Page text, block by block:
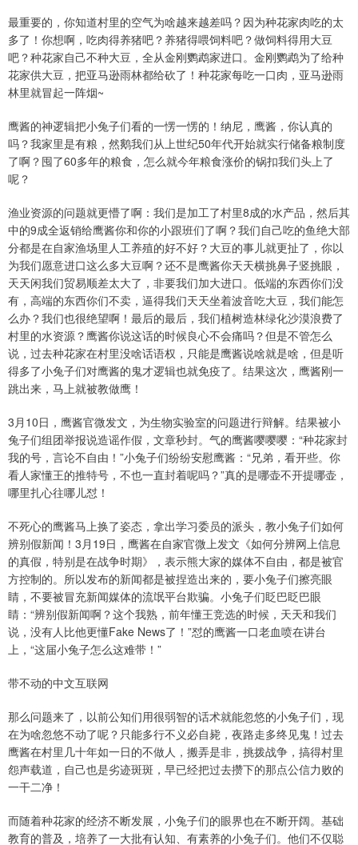
最重要的，你知道村里的空气为啥越来越差吗？因为种花家肉吃的太
多了！你想啊，吃肉得养猪吧？养猪得喂饲料吧？做饲料得用大豆
吧？种花家自己不种大豆，全从金刚鹦鹉家进口。金刚鹦鹉为了给种
花家供大豆，把亚马逊雨林都给砍了！种花家每吃一口肉，亚马逊雨
林里就冒起一阵烟~
鹰酱的神逻辑把小兔子们看的一愣一愣的！纳尼，鹰酱，你认真的
吗？我家里是有粮，然鹅我们从上世纪50年代开始就实行储备粮制度
了啊？囤了60多年的粮食，怎么就今年粮食涨价的锅扣我们头上了
呢？
渔业资源的问题就更懵了啊：我们是加工了村里8成的水产品，然后其
中的9成全返销给鹰酱你和你的小跟班们了啊？我们自己吃的鱼绝大部
分都是在自家渔场里人工养殖的好不好？大豆的事儿就更扯了，你以
为我们愿意进口这么多大豆啊？还不是鹰酱你天天横挑鼻子竖挑眼，
天天闲我们贸易顺差太大了，非要我们加大进口。低端的东西你们没
有，高端的东西你们不卖，逼得我们天天坐着波音吃大豆，我们能怎
么办？我们也很绝望啊！最后的最后，我们植树造林绿化沙漠浪费了
村里的水资源？鹰酱你说这话的时候良心不会痛吗？但是不管怎么
说，过去种花家在村里没啥话语权，只能是鹰酱说啥就是啥，但是听
得多了小兔子们对鹰酱的鬼才逻辑也就免疫了。结果这次，鹰酱刚一
跳出来，马上就被教做鹰！
3月10日，鹰酱官微发文，为生物实验室的问题进行辩解。结果被小
兔子们组团举报说造谣作假，文章秒封。气的鹰酱嘤嘤嘤：“种花家封
我的号，言论不自由！”小兔子们纷纷安慰鹰酱：“兄弟，看开些。你
看人家懂王的推特号，不也一直封着呢吗？”真的是哪壶不开提哪壶，
哪里扎心往哪儿怼！
不死心的鹰酱马上换了姿态，拿出学习委员的派头，教小兔子们如何
辨别假新闻！3月19日，鹰酱在自家官微上发文《如何分辨网上信息
的真假，特别是在战争时期》，表示熊大家的媒体不自由，都是被官
方控制的。所以发布的新闻都是被捏造出来的，要小兔子们擦亮眼
睛，不要被冒充新闻媒体的流氓平台欺骗。小兔子们眨巴眨巴眼
睛：“辨别假新闻啊？这个我熟，前年懂王竞选的时候，天天和我们
说，没有人比他更懂Fake News了！”怼的鹰酱一口老血喷在讲台
上，“这届小兔子怎么这难带！”
带不动的中文互联网
那么问题来了，以前公知们用很弱智的话术就能忽悠的小兔子们，现
在为啥忽悠不动了呢？只能多行不义必自毙，夜路走多终见鬼！过去
鹰酱在村里几十年如一日的不做人，搬弄是非，挑拨战争，搞得村里
怨声载道，自己也是劣迹斑斑，早已经把过去攒下的那点公信力败的
一干二净！
而随着种花家的经济不断发展，小兔子们的眼界也在不断开阔。基础
教育的普及，培养了一大批有认知、有素养的小兔子们。他们不仅聪